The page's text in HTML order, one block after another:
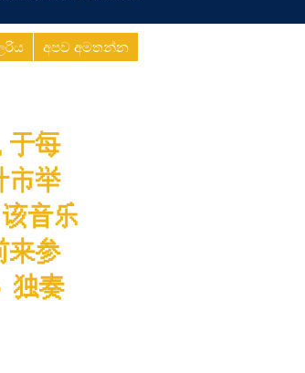
අපව අමතන්න
于每
市举
音乐
来参
独奏